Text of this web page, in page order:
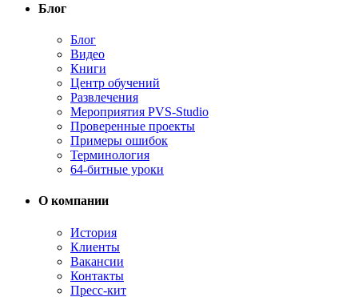
Блог
Блог
Видео
Книги
Центр обучений
Развлечения
Мероприятия PVS-Studio
Проверенные проекты
Примеры ошибок
Терминология
64-битные уроки
О компании
История
Клиенты
Вакансии
Контакты
Пресс-кит